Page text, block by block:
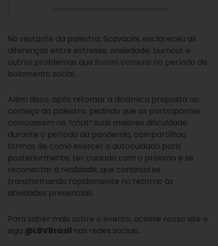
No restante da palestra, Scavacini, esclareceu as
diferenças entre estresse, ansiedade, burnout e
outros problemas que foram comuns no período de
isolamento social.
Além disso, após retomar a dinâmica proposta no
começo da palestra, pedindo que os participantes
colocassem no “chat”suas maiores dificuldade
durante o período da pandemia, compartilhou
formas de como exercer o autocuidado para
posteriormente, ter cuidado com o próximo e se
reconectar à realidade, que continua se
transformando rapidamente no retorno às
atividades presenciais.
Para saber mais sobre o evento, acesse nosso site e
siga @LBVBrasil nas redes sociais: